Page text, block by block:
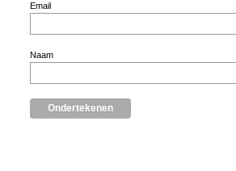
Email
Naam